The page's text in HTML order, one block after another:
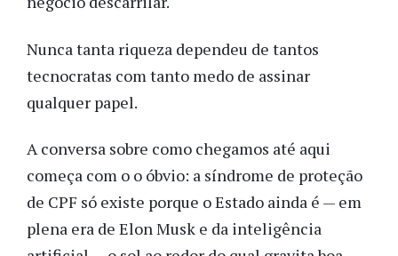
Nunca tanta riqueza dependeu de tantos
tecnocratas com tanto medo de assinar
qualquer papel.
A conversa sobre como chegamos até aqui
começa com o o óbvio: a síndrome de proteção
de CPF só existe porque o Estado ainda é — em
plena era de Elon Musk e da inteligência